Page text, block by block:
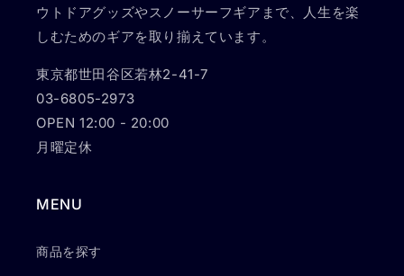
ウトドアグッズやスノーサーフギアまで、人生を楽
しむためのギアを取り揃えています。
東京都世田谷区若林2-41-7
03-6805-2973
OPEN 12:00 - 20:00
月曜定休
MENU
商品を探す